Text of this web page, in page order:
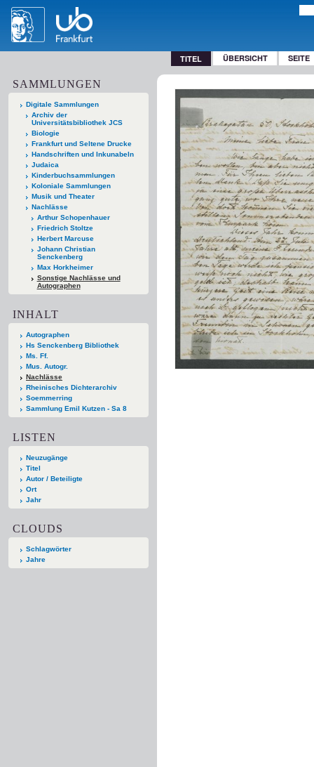
TITEL ÜBERSICHT SEITE
SAMMLUNGEN
Digitale Sammlungen
Archiv der
Universitätsbibliothek JCS
Biologie
Frankfurt und Seltene Drucke
Handschriften und Inkunabeln
Judaica
Kinderbuchsammlungen
Koloniale Sammlungen
Musik und Theater
Nachlässe
Arthur Schopenhauer
Friedrich Stoltze
Herbert Marcuse
Johann Christian
Senckenberg
Max Horkheimer
Sonstige Nachlässe und
Autographen
INHALT
Autographen
Hs Senckenberg Bibliothek
Ms. Ff.
Mus. Autogr.
Nachlässe
Rheinisches Dichterarchiv
Soemmerring
Sammlung Emil Kutzen - Sa 8
LISTEN
Neuzugänge
Titel
Autor / Beteiligte
Ort
Jahr
CLOUDS
Schlagwörter
Jahre